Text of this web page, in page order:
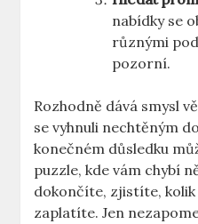
nabídky se
různými
pozorní.
Rozhodně dává smysl
se vyhnuli nechtěným
konečném důsledku
puzzle, kde vám chybí
dokončíte, zjistíte, kolik
zaplatíte. Jen